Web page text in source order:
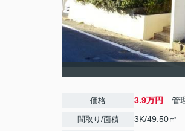
価格 3.9万円 管
間取り/面積 3K/49.50㎡